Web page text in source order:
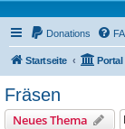
Donations
Startseite Portal
Fräsen
Neues Thema